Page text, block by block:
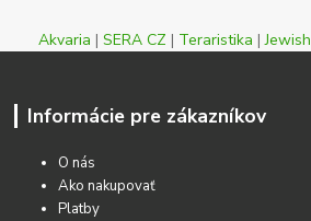
Akvaria | SERA CZ | Teraristika |Jewish
Informácie pre zákazníkov
O nás
Ako nakupovať
Platby